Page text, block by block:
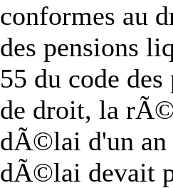
conformes au
des pensions
55 du code
de droit, la
dÃ©lai d'un
dÃ©lai devait